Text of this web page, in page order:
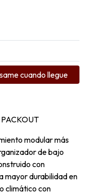
cuando llegue
modular más
de bajo
con
mayor durabilidad en
climático con